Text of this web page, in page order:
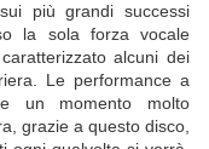
più grandi successi
la sola forza vocale
alcuni dei
Le performance a
un momento molto
grazie a questo disco,